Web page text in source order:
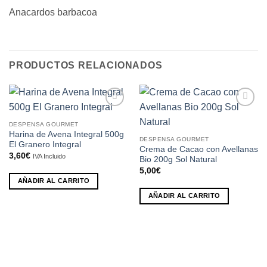
Anacardos barbacoa
PRODUCTOS RELACIONADOS
lista de
deseos
DESPENSA GOURMET
Harina de Avena Integral 500g
El Granero Integral
3,60€ IVA Incluido
AÑADIR AL CARRITO
DESPENSA GOURMET
Crema de Cacao con Avellanas
Bio 200g Sol Natural
5,00€
AÑADIR AL CARRITO